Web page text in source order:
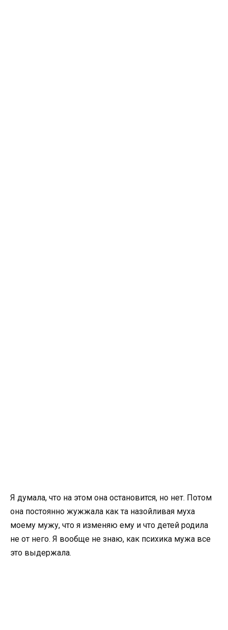
Я думала, что на этом она остановится, но нет. Потом
она постоянно жужжала как та назойливая муха
моему мужу, что я изменяю ему и что детей родила
не от него. Я вообще не знаю, как психика мужа все
это выдержала.